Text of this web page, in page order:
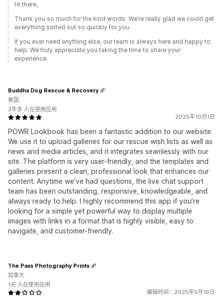
Hi there,
Thank you so much for the kind words. We’re really glad we could get
everything sorted out so quickly for you.
If you ever need anything else, our team is always here and happy to
help. We truly appreciate you taking the time to share your
experience.
2025年10月1日
POWR Lookbook has been a fantastic addition to our website.
We use it to upload galleries for our rescue wish lists as well as
news and media articles, and it integrates seamlessly with our
site. The platform is very user-friendly, and the templates and
galleries present a clean, professional look that enhances our
content. Anytime we’ve had questions, the live chat support
team has been outstanding, responsive, knowledgeable, and
always ready to help. I highly recommend this app if you’re
looking for a simple yet powerful way to display multiple
images with links in a format that is highly visible, easy to
navigate, and customer-friendly.
Buddha Dog Rescue & Recovery
美国
3年多 人在使用应用
编辑时间：2025年5月16日
The Pass Photography Prints
加拿大
1天 人在使用应用